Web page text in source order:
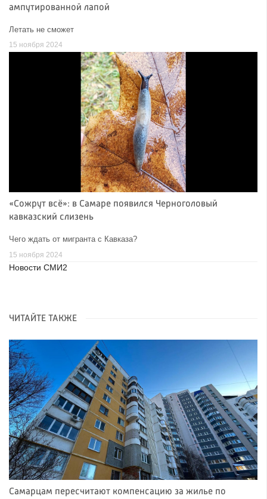
ампутированной лапой
Летать не сможет
15 ноября 2024
«Сожрут всё»: в Самаре появился Черноголовый
кавказский слизень
Чего ждать от мигранта с Кавказа?
15 ноября 2024
Новости СМИ2
ЧИТАЙТЕ ТАКЖЕ
Самарцам пересчитают компенсацию за жилье по